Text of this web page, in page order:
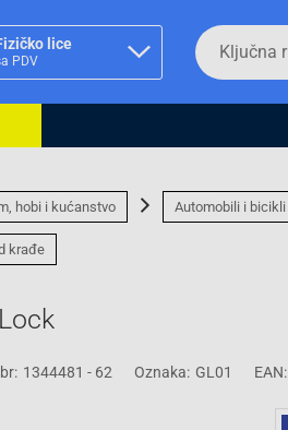
lice
PDV
asortiman proizvoda i
Da
biste
potražili
proizvod,
broj,
EAN
hobi i kućanstvo Automobili i bicikli
krađe
1344481 - 62 Oznaka: GL01 EAN: